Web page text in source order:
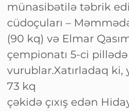
münasibətilə təbrik
cüdoçuları –
(90 kq) və Elmar
çempionatı 5-ci
vurublar.Xatırladaq ki,
73 kq
çəkidə çıxış edən